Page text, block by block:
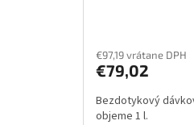
€97,19 vrátane DPH
€79,02
Bezdotykový
objeme 1 l.